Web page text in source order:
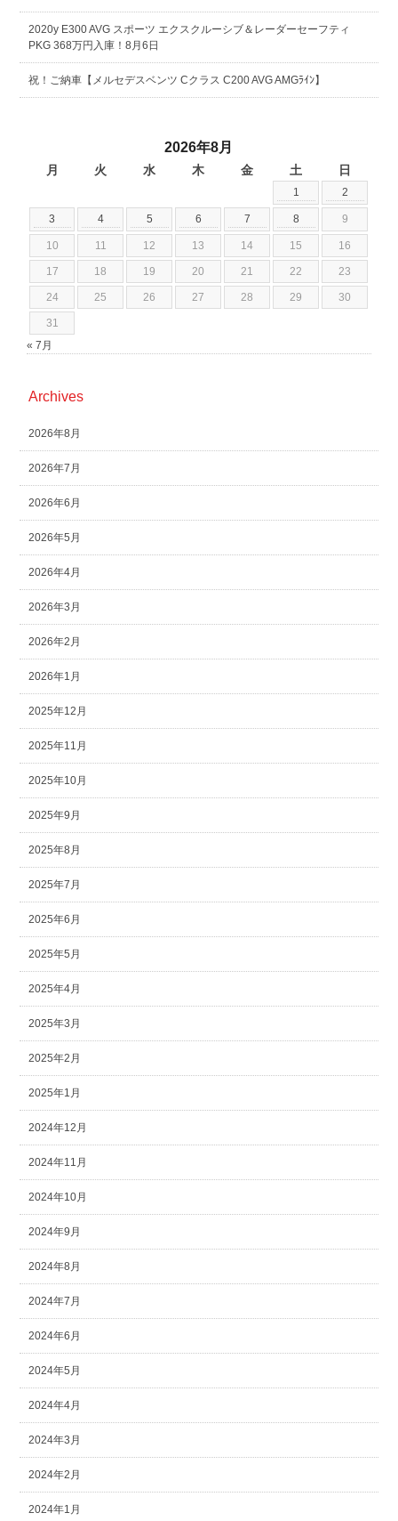
2020y E300 AVG スポーツ エクスクルーシブ＆レーダーセーフティ
PKG 368万円入庫！8月6日
祝！ご納車【メルセデスベンツ Cクラス C200 AVG AMGﾗｲﾝ】
2026年8月
月 火 水 木 金 土 日
1 2
3 4 5 6 7 8 9
10 11 12 13 14 15 16
17 18 19 20 21 22 23
24 25 26 27 28 29 30
31
« 7月
Archives
2026年8月
2026年7月
2026年6月
2026年5月
2026年4月
2026年3月
2026年2月
2026年1月
2025年12月
2025年11月
2025年10月
2025年9月
2025年8月
2025年7月
2025年6月
2025年5月
2025年4月
2025年3月
2025年2月
2025年1月
2024年12月
2024年11月
2024年10月
2024年9月
2024年8月
2024年7月
2024年6月
2024年5月
2024年4月
2024年3月
2024年2月
2024年1月